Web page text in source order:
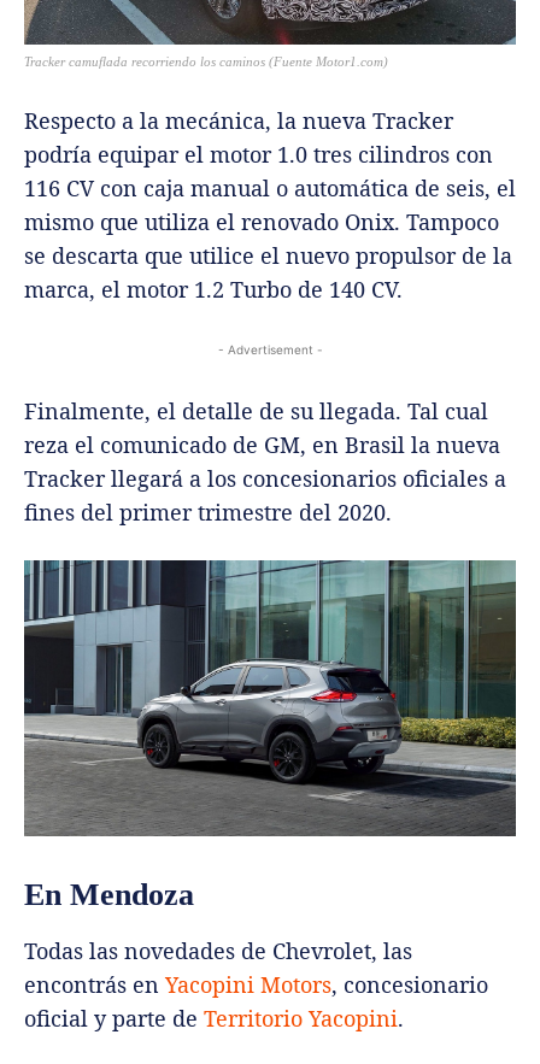
Tracker camuflada recorriendo los caminos (Fuente Motor1.com)
Respecto a la mecánica, la nueva Tracker
podría equipar el motor 1.0 tres cilindros con
116 CV con caja manual o automática de seis, el
mismo que utiliza el renovado Onix. Tampoco
se descarta que utilice el nuevo propulsor de la
marca, el motor 1.2 Turbo de 140 CV.
- Advertisement -
Finalmente, el detalle de su llegada. Tal cual
reza el comunicado de GM, en Brasil la nueva
Tracker llegará a los concesionarios oficiales a
fines del primer trimestre del 2020.
En Mendoza
Todas las novedades de Chevrolet, las
encontrás en Yacopini Motors, concesionario
oficial y parte de Territorio Yacopini.